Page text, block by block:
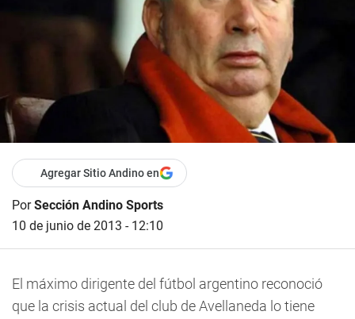
Agregar Sitio Andino en
PorSección Andino Sports
10 de junio de 2013 - 12:10
El máximo dirigente del fútbol argentino reconoció
que la crisis actual del club de Avellaneda lo tiene